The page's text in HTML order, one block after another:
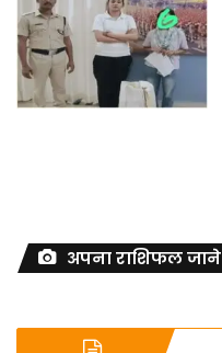
अपना राशिफल जाने